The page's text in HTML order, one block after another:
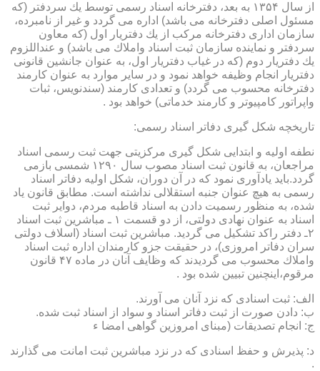
از سال ۱۳۵۴ به بعد، دفترخانه اسناد رسمی توسط یك سردفتر (كه
مسئول اصلی دفترخانه می باشد) اداره می گردد و غیر از نامبرده،
سازمان اداری دفترخانه مركب از یك دفتریار اول (كه معاون
سردفتر و نماینده سازمان ثبت اسناد واملاك می باشد) و عنداللزوم
یك دفتریار دوم (كه در غیاب دفتریار اول، به عنوان جانشین قانونی
دفتریار انجام وظیفه خواهد نمود و در سایر موارد به عنوان كارمند
دفترخانه محسوب می گردد) و تعدادی كارمند (سندنویس، ثبات
واپراتور كامپیوتر و كارمند خدماتی) خواهد بود .
تاریخچه شكل گیری دفاتر اسناد رسمی:
نطفه اولیه و ابتدایی شكل گیری مركزیتی جهت ثبت رسمی اسناد
مراجعان، به قانون ثبت اسناد مصوب سال ۱۲۹۰ شمسی بازمی
گردد.باید یادآوری نمود كه در آن دوران، شكل اولیه دفاتر اسناد
رسمی به هیچ عنوان جنبه استقلالی نداشته است. مطابق قانون یاد
شده، به منظور رسمیت دادن به اسناد قاطبه مردم، دوایر ثبت
اسناد به عنوان نهادی دولتی، از دو قسمت ۱ ـ مباشرین ثبت اسناد
۲ـ دفتر راكد تشكیل می گردید. مباشرین ثبت اسناد (اسلاف دولتی
سران دفاتر امروزی)، در حقیقت جزو كارمندان اداره ثبت اسناد
واملاك محسوب می گردیدند كه وظایف آنان در ماده ۴۷ قانون
مرقوم،اینچنین تبیین شده بود .
الف: ثبت اسنادی كه نزد آنان می آورند.
ب: دادن صورت از ثبت دفاتر اسناد و سواد از اسناد ثبت شده.
ج: انجام تصدیقات (مبنای امروزین گواهی امضا ء
د: پذیرش و حفظ اسنادی كه در نزد مباشرین ثبت امانت می گذارند
.